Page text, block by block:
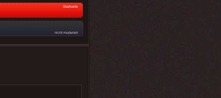
Startseite
nicht moderiert